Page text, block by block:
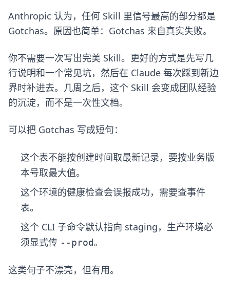
Anthropic 认为，任何 Skill 里信号最高的部分都是
Gotchas。原因也简单：Gotchas 来自真实失败。
你不需要一次写出完美 Skill。更好的方式是先写几
行说明和一个常见坑，然后在 Claude 每次踩到新边
界时补进去。几周之后，这个 Skill 会变成团队经验
的沉淀，而不是一次性文档。
可以把 Gotchas 写成短句：
这个表不能按创建时间取最新记录，要按业务版
本号取最大值。
这个环境的健康检查会误报成功，需要查事件
表。
这个 CLI 子命令默认指向 staging，生产环境必
须显式传 --prod。
这类句子不漂亮，但有用。